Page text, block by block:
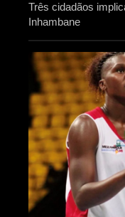
Três cidadãos
Inhambane